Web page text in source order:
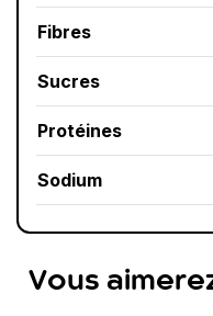
Fibres
Sucres
Protéines
Sodium
Vous